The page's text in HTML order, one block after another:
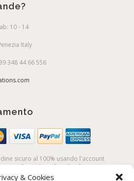
& Cookies
10 - 14
Italy
348 44 66 556
sicuro al 100% usando l'account
facendo unbonifico bancario